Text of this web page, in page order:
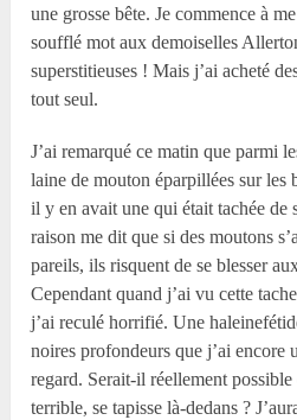
une grosse bête. Je commence à
soufflé mot aux demoiselles
superstitieuses ! Mais j’ai acheté
tout seul.
J’ai remarqué ce matin que parmi
laine de mouton éparpillées sur les
il y en avait une qui était tachée de
raison me dit que si des moutons
pareils, ils risquent de se blesser
Cependant quand j’ai vu cette
j’ai reculé horrifié. Une
noires profondeurs que j’ai encore
regard. Serait-il réellement
terrible, se tapisse là-dedans ?